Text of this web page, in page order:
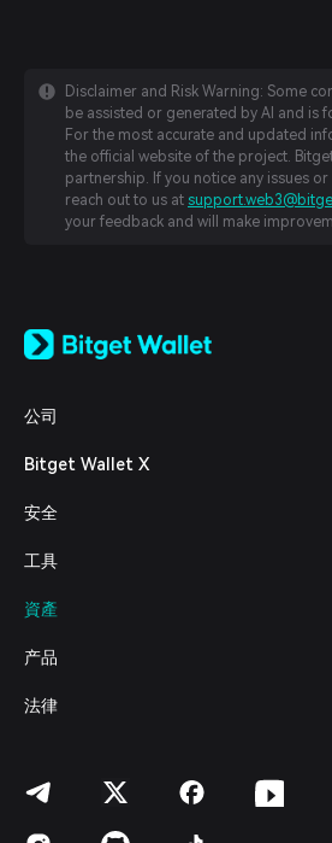
Disclaimer and Risk Warning: Some
be assisted or generated by AI and is
For the most accurate and updated
the official website of the project.
partnership. If you notice any issues
reach out to us at
your feedback and will make
日本語
Español (Latinoamérica)
Italiano
Deutsch
繁體中文
Bahasa Indonesia
ภาษาไทย
العربية
हिन्दी
Español (Argentina)
公司
Bitget Wallet X
安全
工具
資產
产品
法律